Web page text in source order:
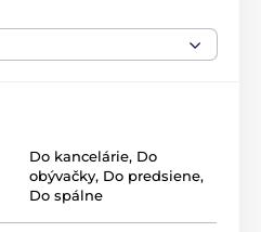
kvalitný vlies s jemným
výbornou odolnosťou a
Do kancelárie, Do
obývačky, Do predsiene,
Do spálne